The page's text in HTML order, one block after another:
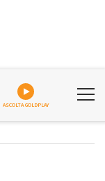
ASCOLTA GOLDPLAY